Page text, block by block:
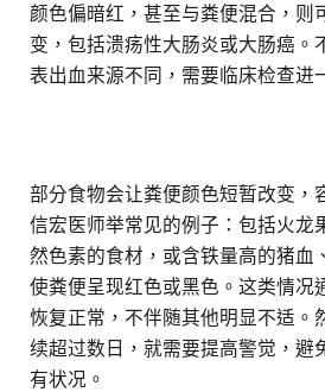
颜色偏暗红，甚至与粪便混合，则
变，包括溃疡性大肠炎或大肠癌。
表出血来源不同，需要临床检查进
部分食物会让粪便颜色短暂改变，
信宏医师举常见的例子：包括火龙
然色素的食材，或含铁量高的猪血
使粪便呈现红色或黑色。这类情况
恢复正常，不伴随其他明显不适。
续超过数日，就需要提高警觉，避
有状况。